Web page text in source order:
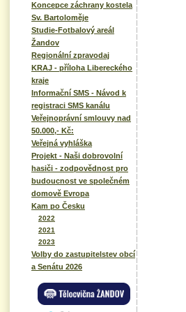
Koncepce záchrany kostela
Sv. Bartoloměje
Studie-Fotbalový areál
Žandov
Regionální zpravodaj
KRAJ - příloha Libereckého
kraje
Informační SMS - Návod k
registraci SMS kanálu
Veřejnoprávní smlouvy nad
50.000,- Kč:
Veřejná vyhláška
Projekt - Naši dobrovolní
hasiči - zodpovědnost pro
budoucnost ve společném
domově Evropa
Kam po Česku
2022
2021
2023
Volby do zastupitelstev obcí
a Senátu 2026